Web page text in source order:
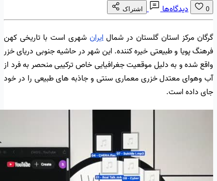
0 دیدگاه‌ها اشتراک
گرگان مرکز استان گلستان در شمالایران شهری است با تاریخی کهن
فرهنگ پویا و طبیعتی خیره کننده. این شهر در حاشیه جنوبی دریای خزر
واقع شده و به دلیل موقعیت جغرافیایی خاص ترکیبی منحصر به فرد از
آب وهوای معتدل خزری معماری سنتی و جاذبه های طبیعی را در خود
جای داده است.